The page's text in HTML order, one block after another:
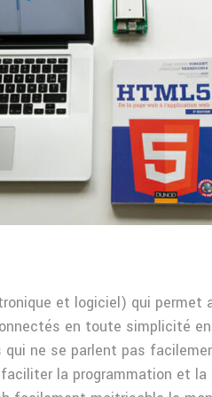
et logiciel) qui permet
en toute simplicité
ne se parlent pas
la programmation et